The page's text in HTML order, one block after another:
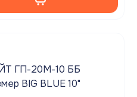
BIG BLUE 10"